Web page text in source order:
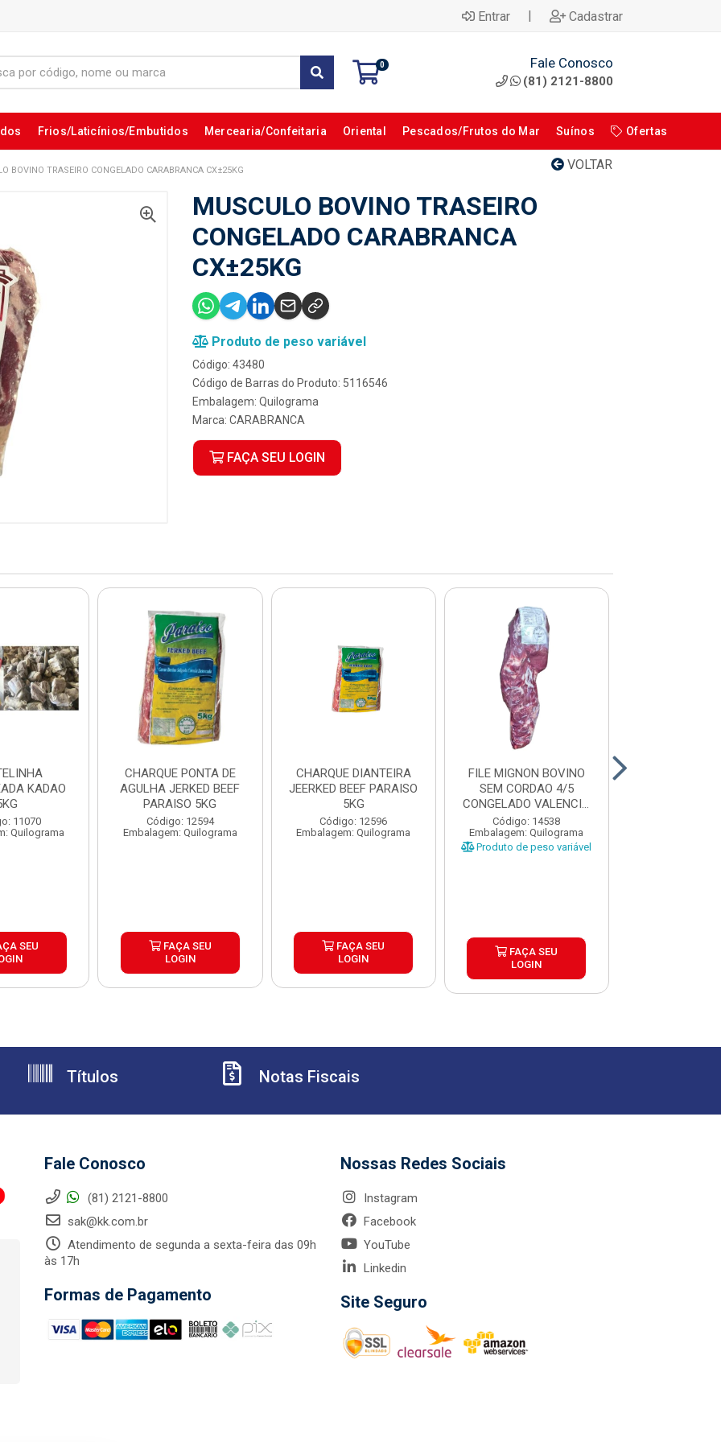
Entrar | Cadastrar
0 Fale Conosco
(81) 2121-8800
Frios/Laticínios/Embutidos Mercearia/Confeitaria Oriental Pescados/Frutos do Mar Suínos Ofertas
VOLTAR
BOVINO TRASEIRO CONGELADO CARABRANCA CX±25KG
MUSCULO BOVINO TRASEIRO
CONGELADO CARABRANCA
CX±25KG
Produto de peso variável
Código: 43480
Código de Barras do Produto: 5116546
Embalagem: Quilograma
Marca: CARABRANCA
FAÇA SEU LOGIN
KADAO
11070
Quilograma
SEU
CHARQUE PONTA DE
AGULHA JERKED BEEF
PARAISO 5KG
Código: 12594
Embalagem: Quilograma
FAÇA SEU
LOGIN
CHARQUE DIANTEIRA
JEERKED BEEF PARAISO
5KG
Código: 12596
Embalagem: Quilograma
FAÇA SEU
LOGIN
FILE MIGNON BOVINO
SEM CORDAO 4/5
CONGELADO VALENCIO
CAIXA ±...
Código: 14538
Embalagem: Quilograma
Produto de peso variável
FAÇA SEU
LOGIN
Títulos Notas Fiscais
Fale Conosco
(81) 2121-8800
sak@kk.com.br
Atendimento de segunda a sexta-feira das 09h
às 17h
Formas de Pagamento
Nossas Redes Sociais
Instagram
Facebook
YouTube
Linkedin
Site Seguro